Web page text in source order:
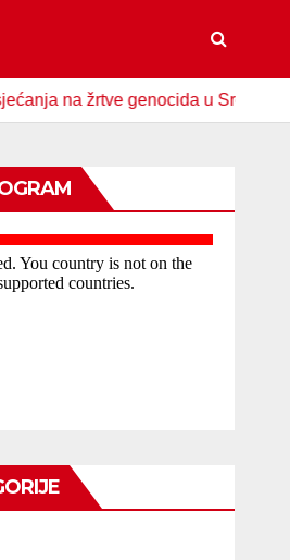
žrtve genocida u Srebrenici